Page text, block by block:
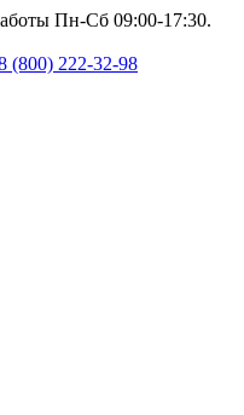
Пн-Сб 09:00-17:30.
(800) 222-32-98